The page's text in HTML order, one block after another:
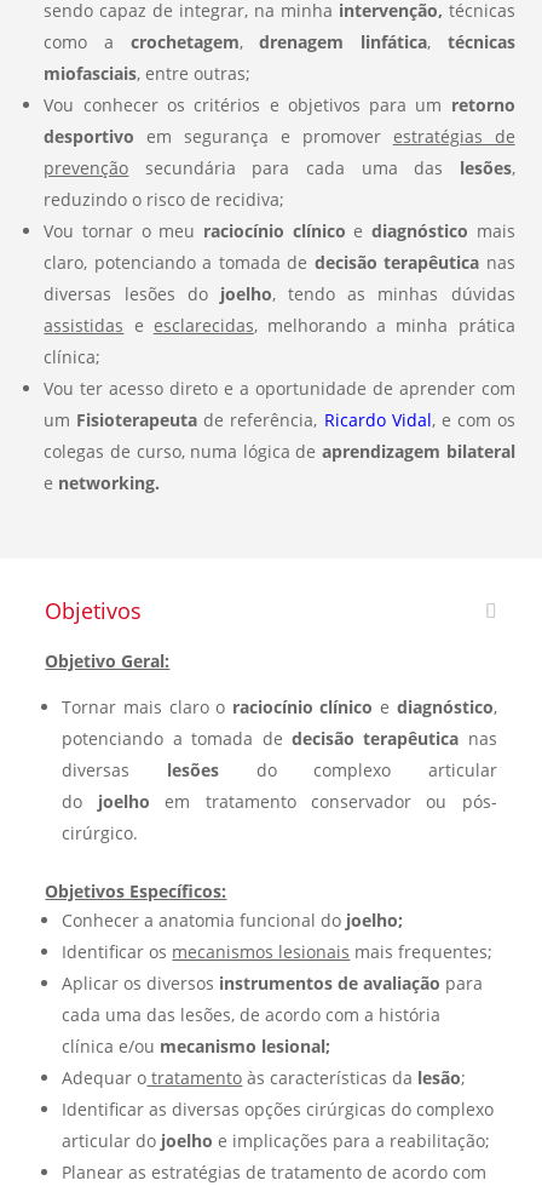
sendo capaz de integrar, na minha intervenção, técnicas
como a crochetagem,drenagem linfática,técnicas
miofasciais, entre outras;
Vou conhecer os critérios e objetivos para um retorno
desportivo em segurança e promover estratégias de
prevenção secundária para cada uma das lesões,
reduzindo o risco de recidiva;
Vou tornar o meu raciocínio clínico e diagnóstico mais
claro, potenciando a tomada de decisão terapêutica nas
diversas lesões do joelho, tendo as minhas dúvidas
assistidas e esclarecidas, melhorando a minha prática
clínica;
Vou ter acesso direto e a oportunidade de aprender com
um Fisioterapeuta de referência, Ricardo Vidal, e com os
colegas de curso, numa lógica de aprendizagem bilateral
e networking.
Objetivos
Objetivo Geral:
Tornar mais claro o raciocínio clínico e diagnóstico,
potenciando a tomada de decisão terapêutica nas
diversas lesõesdo complexo articular
do joelho em tratamento conservador ou pós-
cirúrgico.
Objetivos Específicos:
Conhecer a anatomia funcional do joelho;
Identificar os mecanismos lesionais mais frequentes;
Aplicar os diversos instrumentos de avaliação para
cada uma das lesões, de acordo com a história
clínica e/ou mecanismo lesional;
Adequar o tratamento às características da lesão;
Identificar as diversas opções cirúrgicas do complexo
articular do joelho e implicações para a reabilitação;
Planear as estratégias de tratamento de acordo com